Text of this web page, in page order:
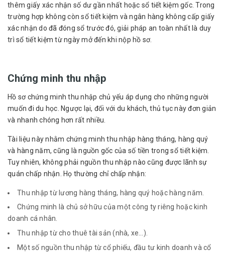
thêm giấy xác nhận số dư gần nhất hoặc sổ tiết kiệm gốc. Trong
trường hợp không còn sổ tiết kiệm và ngân hàng không cấp giấy
xác nhận do đã đóng sổ trước đó, giải pháp an toàn nhất là duy
trì sổ tiết kiệm từ ngày mở đến khi nộp hồ sơ.
Chứng minh thu nhập
Hồ sơ chứng minh thu nhập chủ yếu áp dụng cho những người
muốn đi du học. Ngược lại, đối với du khách, thủ tục này đơn giản
và nhanh chóng hơn rất nhiều.
Tài liệu này nhằm chứng minh thu nhập hàng tháng, hàng quý
và hàng năm, cũng là nguồn gốc của số tiền trong sổ tiết kiệm.
Tuy nhiên, không phải nguồn thu nhập nào cũng được lãnh sự
quán chấp nhận. Họ thường chỉ chấp nhận:
Thu nhập từ lương hàng tháng, hàng quý hoặc hàng năm.
Chứng minh là chủ sở hữu của một công ty riêng hoặc kinh
doanh cá nhân.
Thu nhập từ cho thuê tài sản (nhà, xe…).
Một số nguồn thu nhập từ cổ phiếu, đầu tư kinh doanh và cổ